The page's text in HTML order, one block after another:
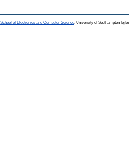
School of Electronics and Computer Science , University of Southampton